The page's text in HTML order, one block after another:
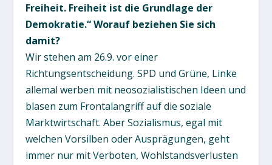
Freiheit. Freiheit ist die Grundlage der
Demokratie.“ Worauf beziehen Sie sich
damit?
Wir stehen am 26.9. vor einer
Richtungsentscheidung. SPD und Grüne, Linke
allemal werben mit neosozialistischen Ideen und
blasen zum Frontalangriff auf die soziale
Marktwirtschaft. Aber Sozialismus, egal mit
welchen Vorsilben oder Ausprägungen, geht
immer nur mit Verboten, Wohlstandsverlusten